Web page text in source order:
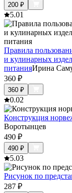
200 ₽
5.01
Правила
и кулинарных
питанияИрина
360 ₽
360 ₽
0.02
Конструкция
Воротынцев
490 ₽
490 ₽
5.03
Рисунок по
287 ₽